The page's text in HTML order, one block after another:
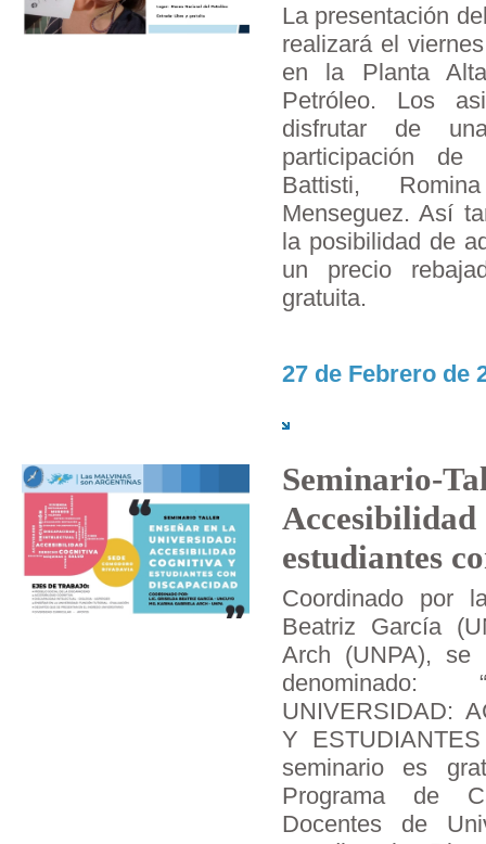
La presentación
realizará el
en la Planta
Petróleo. Los
disfrutar de
participación
Battisti,
Menseguez. Así
la posibilidad de
un precio
gratuita.
27 de Febrero de
Seminario-
estudiantes
Coordinado por
Beatriz García
Arch (UNPA), se
UNIVERSIDAD:
Y
seminario es
Programa de
Docentes de